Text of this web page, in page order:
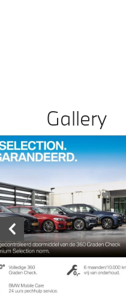
Gallery